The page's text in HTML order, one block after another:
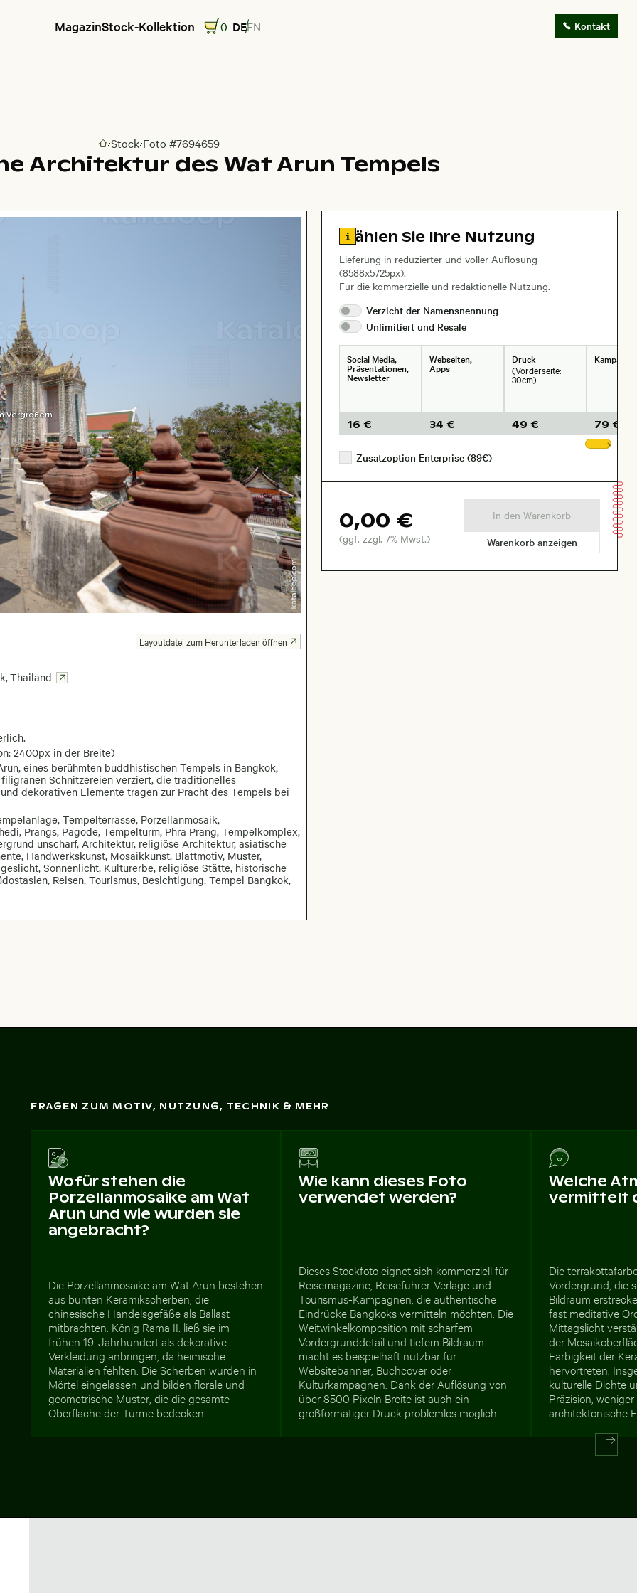
MagazinStock-Kollektion 0 DEEN Kontakt
Zur Homepage
Stock Foto #7694659
Architektur des Wat Arun Tempels
Vergrößern
,Thailand
2400px in der Breite)
eines berühmten buddhistischen Tempels in Bangkok,
Schnitzereien verziert, die traditionelles
dekorativen Elemente tragen zur Pracht des Tempels bei
Tempelterrasse, Porzellanmosaik,
Prangs, Pagode, Tempelturm, Phra Prang, Tempelkomplex,
unscharf, Architektur, religiöse Architektur, asiatische
Handwerkskunst, Mosaikkunst, Blattmotiv, Muster,
Sonnenlicht, Kulturerbe, religiöse Stätte, historische
Reisen, Tourismus, Besichtigung, Tempel Bangkok,
Layoutdatei zum Herunterladen öffnen
Zu den Lizenzinformationen springen
Wählen Sie Ihre Nutzung
Lieferung in reduzierter und voller Auflösung
(8588x5725px).
Für die kommerzielle und redaktionelle Nutzung.
Verzicht der Namensnennung
Unlimitiert und Resale
Social Media,
Präsentationen,
Newsletter
16 €
Webseiten,
Apps
34 €
Druck
(Vorderseite:
30cm)
49 €
79 €
Zusatzoption Enterprise (89€)
0,00 €
(ggf. zzgl. 7% Mwst.)
In den Warenkorb
Warenkorb anzeigen
FRAGEN ZUM MOTIV, NUTZUNG, TECHNIK & MEHR
Wofür stehen die
Porzellanmosaike am Wat
Arun und wie wurden sie
angebracht?
Die Porzellanmosaike am Wat Arun bestehen
aus bunten Keramikscherben, die
chinesische Handelsgefäße als Ballast
mitbrachten. König Rama II. ließ sie im
frühen 19. Jahrhundert als dekorative
Verkleidung anbringen, da heimische
Materialien fehlten. Die Scherben wurden in
Mörtel eingelassen und bilden florale und
geometrische Muster, die die gesamte
Oberfläche der Türme bedecken.
Wie kann dieses Foto
verwendet werden?
Dieses Stockfoto eignet sich kommerziell für
Reisemagazine, Reiseführer-Verlage und
Tourismus-Kampagnen, die authentische
Eindrücke Bangkoks vermitteln möchten. Die
Weitwinkelkomposition mit scharfem
Vordergrunddetail und tiefem Bildraum
macht es beispielhaft nutzbar für
Websitebanner, Buchcover oder
Kulturkampagnen. Dank der Auflösung von
über 8500 Pixeln Breite ist auch ein
großformatiger Druck problemlos möglich.
Welche
vermittelt
Die
Vordergrund, die
Bildraum
fast meditative
Mittagslicht
der
Farbigkeit der
hervortreten.
kulturelle Dichte
Präzision,
architektonische